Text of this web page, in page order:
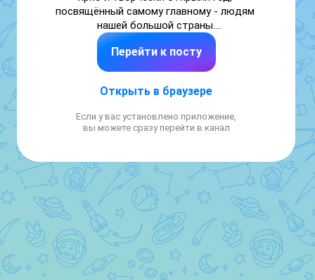
посвящённый самому главному - людям
нашей большой страны.
Наш коллектив Шаттинского детского сада
"Теремок" принял активное участие в
открытии года! Коллектив показал обычаи
национальные танцы русского народа.
Пусть все народы, как братья, живут;
С братским народом — любая преграда,
Не страшна нам ни смута, ни враг.
Пусть же крепнет, славясь, держава,
Счастья вам, мира, любви и благ!
#Годнародногоединства
#Шатта
#Теремок
Перейти к посту
Открыть в браузере
Если у вас установлено приложение,
вы можете сразу перейти в канал